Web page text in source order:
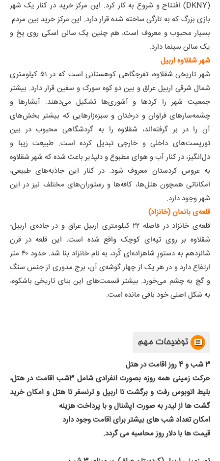
(DKNY) افتتاح و شروع به کار کرد. این مرکز خرید در کنار یک شهر
بازی بزرگ که به تازگی ساخته شده قرار دارد. این مرکز خرید بین مردم
بسیار محبوب و معروف است، هم چنین یک سالن اسکی روی یخ و
یک سالن سینما دارد.
شهر شقلاوهاربیل
شهر تاریخی شقلاوه، تفرجگاهی کوهستانی است که در ۵۱ کیلومتری
شمال شرقی اربیل عراق و بین دو کوه سورک و سفین قرار دارد. بیشتر
جمعیت شهر را کردها و آشوری‌ها تشکیل می‌دهند. آبشارها و
چشمه‌سارهای فراوان و درختان و سبزه‌زارهایی که بیشتر بخش‌های
آن را در بر گرفته‌اند، شقلاوه را به گردشگاهی محبوب در بین
توریست‌های داخلی و خارجی تبدیل کرده است. طبیعت زیبا و
دل‌انگیز، در کنار آب و هوای مطبوع و دلپذیر باعث شده که شهر شقلاوه
به عروس کردستان معروف شود. در کنار این جاذبه‌های طبیعی،
امکاناتی همچون هتل‌ها، کافه‌ها و رستوران‌های مختلف نیز در این
شهر وجود دارد.
قلعه‌ی بانمان (خانزاد)
قلعه‌ی خانزاد در فاصله ۲۲ کیلومتری اربیل عراق و در جاده‌ی اربیل-
شقلاوه بر روی تپه‌ای کوچک واقع شده است. این قلعه در قرن
شانزدهم به دستورِ شاهزاده‌ای کُرد، به نام خانزاد بنا شد. حدود ۴۰ متر
ارتفاع دارد و در هر یک از چهار گوشه‌ی آن، برج مدوری از جنس سنگ
و گچ به چشم می‌خورد. بیشتر قسمت‌های این بنای تاریخی باشکوه،
به شکل اصلی خود باقی مانده است.
توضیحات مهم
3 شب و 4 روز اقامت در هتل
حرکت زمینی همه روزه بصورت انفرادی شامل 3شب اقامت در هتل،
بلیط اتوبوس رفت و برگشت تا اربیل و ترنسفر تا هتل و امکان خرید
گشت ها از لیدر به صورت آپشنال و با پرداخت هزینه
امکان تعداد شب های بیشتر برای اقامت وجود دارد
قیمت ها با دلار روز محاسبه می گردد.